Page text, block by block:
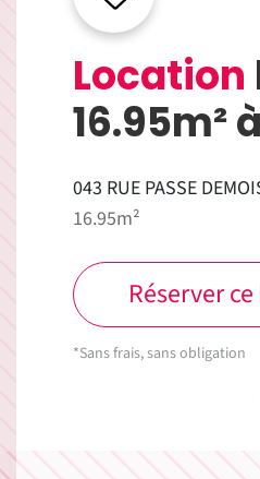
Location
16.95m²
043 RUE PASSE
16.95m²
*Sans frais, sans obligation